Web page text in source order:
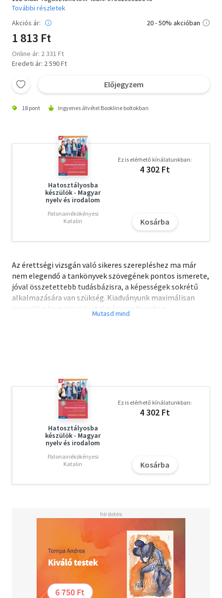
További részletek
Akciós ár:
1 813 Ft
Online ár: 2 331 Ft
Eredeti ár: 2 590 Ft
20 - 50% akcióban
Előjegyzem
18 pont Ingyenes átvétel Bookline boltokban
Hatosztályosba
készülök - Magyar
nyelv és irodalom
Patonainékökényesi
Katalin
Ez is elérhető kínálatunkban:
4 302 Ft
Kosárba
Az érettségi vizsgán való sikeres szerepléshez ma már
nem elegendő a tankönyvek szövegének pontos ismerete,
jóval összetettebb tudásbázisra, a képességek sokrétű
alkalmazására van szükség. Kiadványunk maximálisan
igazodik e komplex követelményrendszerhez.
Hatosztályosba
készülök - Magyar
nyelv és irodalom
Patonainékökényesi
Katalin
Ez is elérhető kínálatunkban:
4 302 Ft
Kosárba